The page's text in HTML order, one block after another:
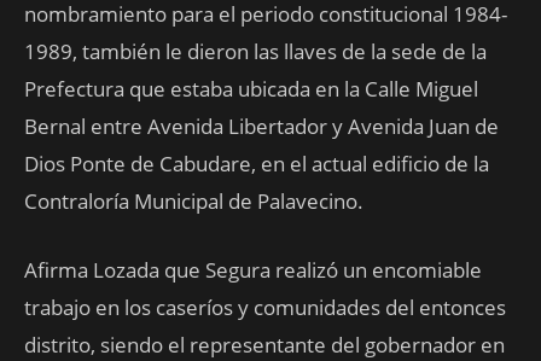
nombramiento para el periodo constitucional 1984-
1989, también le dieron las llaves de la sede de la
Prefectura que estaba ubicada en la Calle Miguel
Bernal entre Avenida Libertador y Avenida Juan de
Dios Ponte de Cabudare, en el actual edificio de la
Contraloría Municipal de Palavecino.
Afirma Lozada que Segura realizó un encomiable
trabajo en los caseríos y comunidades del entonces
distrito, siendo el representante del gobernador en